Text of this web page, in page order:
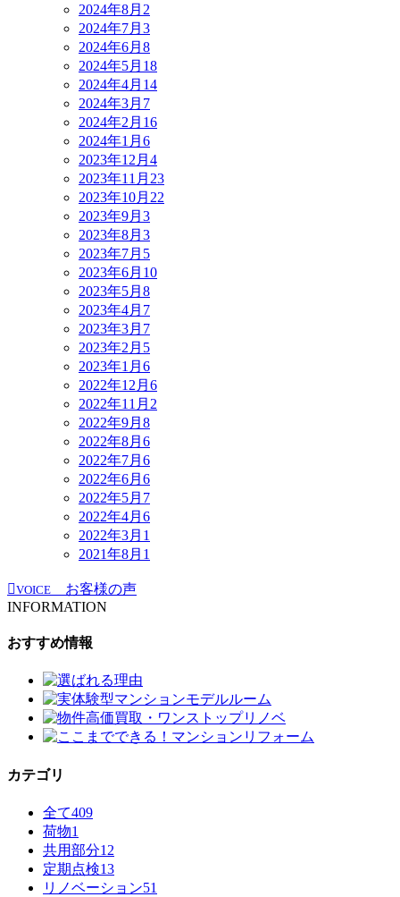
2024年8月 2
2024年7月 3
2024年6月 8
2024年5月 18
2024年4月 14
2024年3月 7
2024年2月 16
2024年1月 6
2023年12月 4
2023年11月 23
2023年10月 22
2023年9月 3
2023年8月 3
2023年7月 5
2023年6月 10
2023年5月 8
2023年4月 7
2023年3月 7
2023年2月 5
2023年1月 6
2022年12月 6
2022年11月 2
2022年9月 8
2022年8月 6
2022年7月 6
2022年6月 6
2022年5月 7
2022年4月 6
2022年3月 1
2021年8月 1
VOICE
お客様の声
INFORMATION
おすすめ情報
カテゴリ
全て409
荷物1
共用部分12
定期点検13
リノベーション51